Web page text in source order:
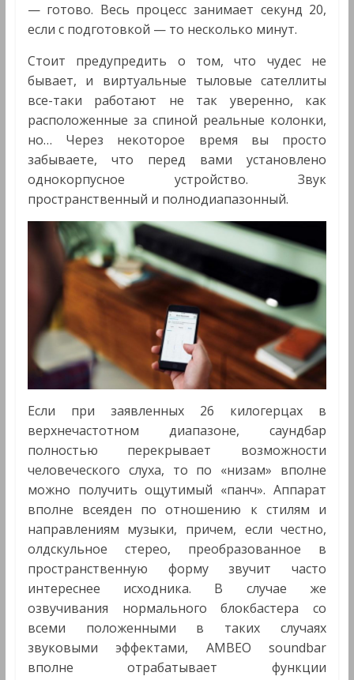
— готово. Весь процесс занимает секунд 20,
если с подготовкой — то несколько минут.
Стоит предупредить о том, что чудес не
бывает, и виртуальные тыловые сателлиты
все-таки работают не так уверенно, как
расположенные за спиной реальные колонки,
но… Через некоторое время вы просто
забываете, что перед вами установлено
однокорпусное устройство. Звук
пространственный и полнодиапазонный.
Если при заявленных 26 килогерцах в
верхнечастотном диапазоне, саундбар
полностью перекрывает возможности
человеческого слуха, то по «низам» вполне
можно получить ощутимый «панч». Аппарат
вполне всеяден по отношению к стилям и
направлениям музыки, причем, если честно,
олдскульное стерео, преобразованное в
пространственную форму звучит часто
интереснее исходника. В случае же
озвучивания нормального блокбастера со
всеми положенными в таких случаях
звуковыми эффектами, AMBEO soundbar
вполне отрабатывает функции